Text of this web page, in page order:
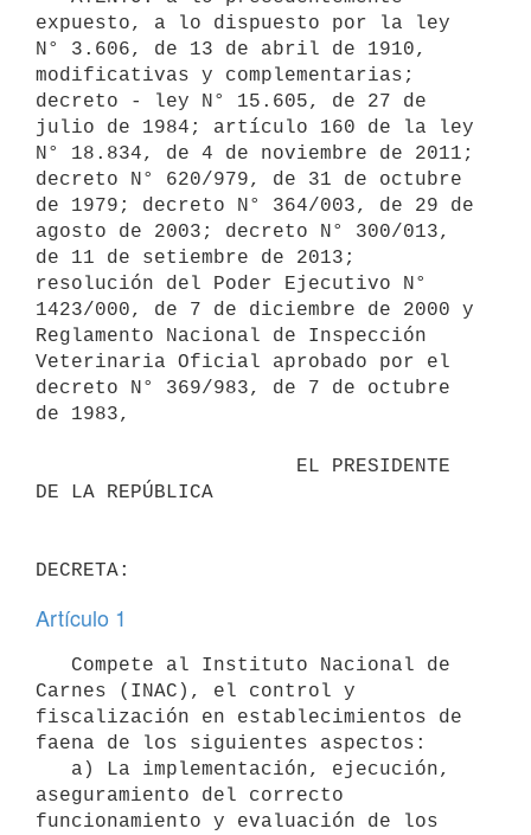
expuesto, a lo dispuesto por la ley
N° 3.606, de 13 de abril de 1910,
modificativas y complementarias;
decreto - ley N° 15.605, de 27 de
julio de 1984; artículo 160 de la ley
N° 18.834, de 4 de noviembre de 2011;
decreto N° 620/979, de 31 de octubre
de 1979; decreto N° 364/003, de 29 de
agosto de 2003; decreto N° 300/013,
de 11 de setiembre de 2013;
resolución del Poder Ejecutivo N°
1423/000, de 7 de diciembre de 2000 y
Reglamento Nacional de Inspección
Veterinaria Oficial aprobado por el
decreto N° 369/983, de 7 de octubre
de 1983,
DE LA REPÚBLICA
Artículo 1
Carnes (INAC), el control y
fiscalización en establecimientos de
faena de los siguientes aspectos:
aseguramiento del correcto
funcionamiento y evaluación de los